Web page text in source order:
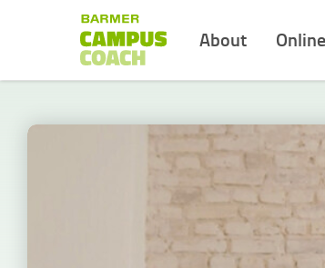
About